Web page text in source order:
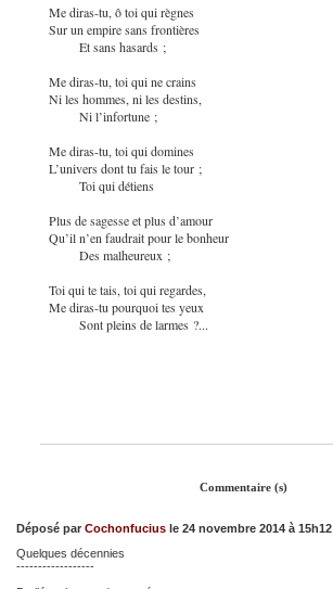
Me diras-tu, ô toi qui règnes
Sur un empire sans frontières
Et sans hasards ;
Me diras-tu, toi qui ne crains
Ni les hommes, ni les destins,
Ni l’infortune ;
Me diras-tu, toi qui domines
L’univers dont tu fais le tour ;
Toi qui détiens
Plus de sagesse et plus d’amour
Qu’il n’en faudrait pour le bonheur
Des malheureux ;
Toi qui te tais, toi qui regardes,
Me diras-tu pourquoi tes yeux
Sont pleins de larmes ?...
Commentaire (s)
Déposé par Cochonfucius le 24 novembre 2014 à 15h12
Quelques décennies
------------------